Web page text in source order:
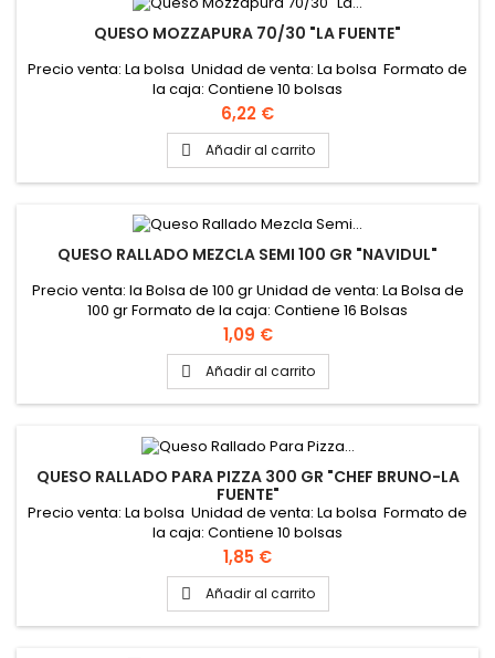
QUESO MOZZAPURA 70/30 "LA FUENTE"
Precio venta: La bolsa Unidad de venta: La bolsa Formato de
la caja: Contiene 10 bolsas
Precio
6,22 €
 Añadir al carrito
QUESO RALLADO MEZCLA SEMI 100 GR "NAVIDUL"
Precio venta: la Bolsa de 100 gr Unidad de venta: La Bolsa de
100 gr Formato de la caja: Contiene 16 Bolsas
Precio
1,09 €
 Añadir al carrito
QUESO RALLADO PARA PIZZA 300 GR "CHEF BRUNO-LA
FUENTE"
Precio venta: La bolsa Unidad de venta: La bolsa Formato de
la caja: Contiene 10 bolsas
Precio
1,85 €
 Añadir al carrito